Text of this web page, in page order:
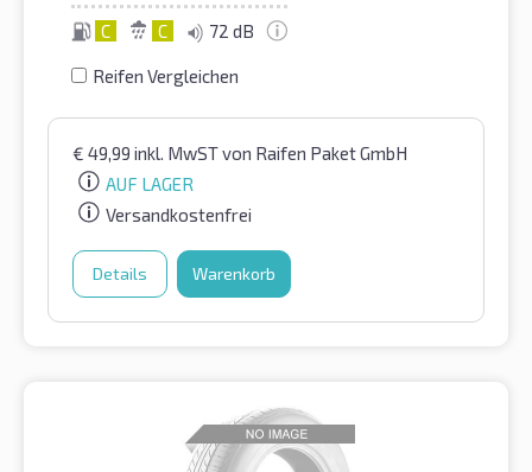
C C 72 dB
Reifen Vergleichen
€ 49,99 inkl. MwSTvon Raifen Paket GmbH
AUF LAGER
Versandkostenfrei
Details Warenkorb